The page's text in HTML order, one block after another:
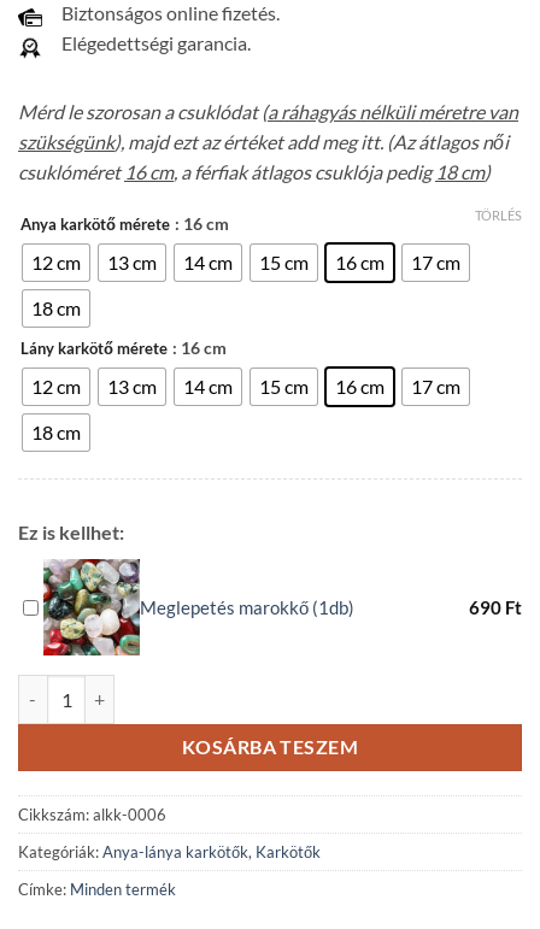
Biztonságos online fizetés.
Elégedettségi garancia.
Mérd le szorosan a csuklódat (a ráhagyás nélküli méretre van
szükségünk), majd ezt az értéket add meg itt. (Az átlagos női
csuklóméret 16 cm, a férfiak átlagos csuklója pedig 18 cm)
Anya karkötő mérete : 16 cm
12 cm 13 cm 14 cm 15 cm 16 cm
17 cm
18 cm
Lány karkötő mérete : 16 cm
12 cm 13 cm 14 cm 15 cm 16 cm
17 cm
18 cm
TÖRLÉS
Ez is kellhet:
Meglepetés marokkő (1db) 690 Ft
KOSÁRBA TESZEM
Cikkszám:alkk-0006
Kategóriák:Anya-lánya karkötők, Karkötők
Címke: Minden termék